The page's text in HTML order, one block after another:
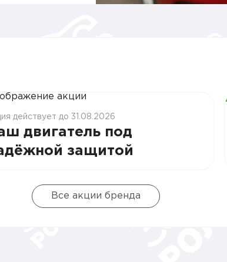
действует до 31.08.2026
двигатель под
защитой
Все акции бренда